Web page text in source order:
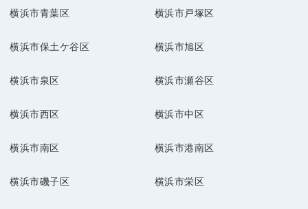
横浜市青葉区 横浜市戸塚区
横浜市保土ケ谷区 横浜市旭区
横浜市泉区 横浜市瀬谷区
横浜市西区 横浜市中区
横浜市南区 横浜市港南区
横浜市磯子区 横浜市栄区